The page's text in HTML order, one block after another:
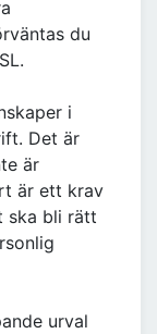
du
i
Det är
är
är ett krav
ska bli rätt
urval